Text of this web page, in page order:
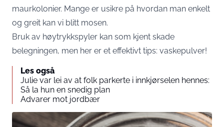
maurkolonier. Mange er usikre på hvordan man enkelt
og greit kan vi blitt mosen.
Bruk av høytrykkspyler kan som kjent skade
belegningen, men her er et effektivt tips: vaskepulver!
Les også
Julie var lei av at folk parkerte i innkjørselen hennes:
Så la hun en snedig plan
Advarer mot jordbær